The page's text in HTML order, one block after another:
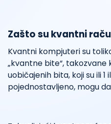
Zašto su kvantni
Kvantni kompjuteri su
„kvantne bite“, takozvane
uobičajenih bita, koji su ili 1
pojednostavljeno, mogu